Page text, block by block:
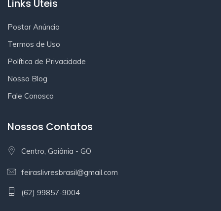
Links Úteis
Postar Anúncio
Termos de Uso
Política de Privacidade
Nosso Blog
Fale Conosco
Nossos Contatos
Centro, Goiânia - GO
feiraslivresbrasil@gmail.com
(62) 99857-9004